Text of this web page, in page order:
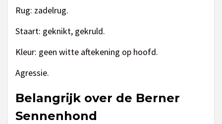
Rug: zadelrug.
Staart: geknikt, gekruld.
Kleur: geen witte aftekening op hoofd.
Agressie.
Belangrijk over de Berner
Sennenhond